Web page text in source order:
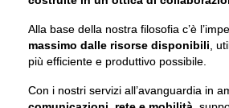
Alla base della nostra filosofia c’è
massimo dalle risorse disponibili ,
più efficiente e produttivo possibile.
Con i nostri servizi all’avanguardia in